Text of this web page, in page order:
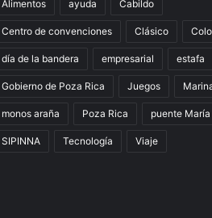
Alimentos ayuda Cabildo
Centro de convenciones Clásico
día de la bandera empresarial estafa
Gobierno de Poza Rica Juegos
monos araña Poza Rica puente
SIPINNA Tecnología Viaje